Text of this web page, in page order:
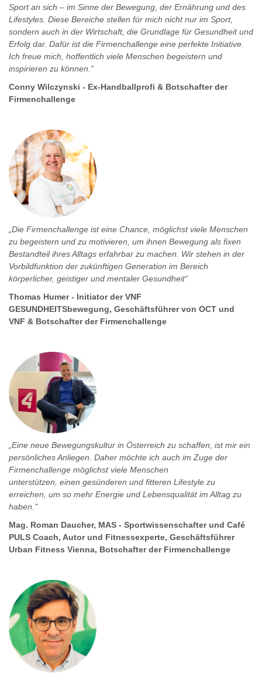
Sport an sich – im Sinne der Bewegung, der Ernährung und des
Lifestyles. Diese Bereiche stellen für mich nicht nur im Sport,
sondern auch in der Wirtschaft, die Grundlage für Gesundheit und
Erfolg dar. Dafür ist die Firmenchallenge eine perfekte Initiative.
Ich freue mich, hoffentlich viele Menschen begeistern und
inspirieren zu können.“
Conny Wilczynski - Ex-Handballprofi & Botschafter der
Firmenchallenge
„Die Firmenchallenge ist eine Chance, möglichst viele Menschen
zu begeistern und zu motivieren, um ihnen Bewegung als fixen
Bestandteil ihres Alltags erfahrbar zu machen. Wir stehen in der
Vorbildfunktion der zukünftigen Generation im Bereich
körperlicher, geistiger und mentaler Gesundheit“
Thomas Humer - Initiator der VNF
GESUNDHEITSbewegung, Geschäftsführer von OCT und
VNF & Botschafter der Firmenchallenge
„Eine neue Bewegungskultur in Österreich zu schaffen, ist mir ein
persönliches Anliegen. Daher möchte ich auch im Zuge der
Firmenchallenge möglichst viele Menschen
unterstützen, einen gesünderen und fitteren Lifestyle zu
erreichen, um so mehr Energie und Lebensqualität im Alltag zu
haben."
Mag. Roman Daucher, MAS - Sportwissenschafter und Café
PULS Coach, Autor und Fitnessexperte, Geschäftsführer
Urban Fitness Vienna, Botschafter der Firmenchallenge